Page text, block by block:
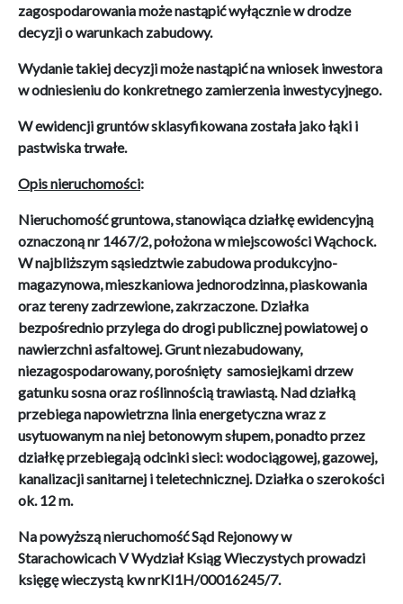
zagospodarowania może nastąpić wyłącznie w drodze
decyzji o warunkach zabudowy.
Wydanie takiej decyzji może nastąpić na wniosek inwestora
w odniesieniu do konkretnego zamierzenia inwestycyjnego.
W ewidencji gruntów sklasyfikowana została jako łąki i
pastwiska trwałe.
Opis nieruchomości:
Nieruchomość gruntowa, stanowiąca działkę ewidencyjną
oznaczoną nr 1467/2, położona w miejscowości Wąchock.
W najbliższym sąsiedztwie zabudowa produkcyjno-
magazynowa, mieszkaniowa jednorodzinna, piaskowania
oraz tereny zadrzewione, zakrzaczone. Działka
bezpośrednio przylega do drogi publicznej powiatowej o
nawierzchni asfaltowej. Grunt niezabudowany,
niezagospodarowany, porośnięty samosiejkami drzew
gatunku sosna oraz roślinnością trawiastą. Nad działką
przebiega napowietrzna linia energetyczna wraz z
usytuowanym na niej betonowym słupem, ponadto przez
działkę przebiegają odcinki sieci: wodociągowej, gazowej,
kanalizacji sanitarnej i teletechnicznej. Działka o szerokości
ok. 12 m.
Na powyższą nieruchomość Sąd Rejonowy w
Starachowicach V Wydział Ksiąg Wieczystych prowadzi
księgę wieczystą kw nrKI1H/00016245/7.